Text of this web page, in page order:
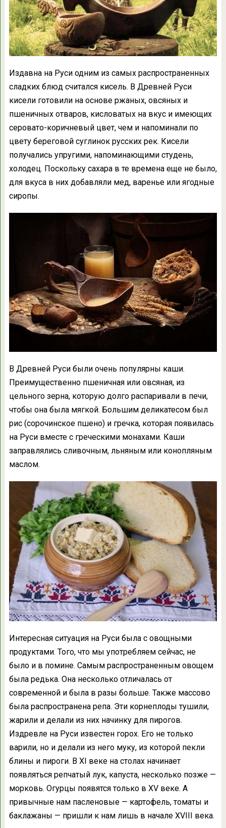
Издавна на Руси одним из самых распространенных
сладких блюд считался кисель. В Древней Руси
кисели готовили на основе ржаных, овсяных и
пшеничных отваров, кисловатых на вкус и имеющих
серовато-коричневый цвет, чем и напоминали по
цвету береговой суглинок русских рек. Кисели
получались упругими, напоминающими студень,
холодец. Поскольку сахара в те времена еще не было,
для вкуса в них добавляли мед, варенье или ягодные
сиропы.
В Древней Руси были очень популярны каши.
Преимущественно пшеничная или овсяная, из
цельного зерна, которую долго распаривали в печи,
чтобы она была мягкой. Большим деликатесом был
рис (сорочинское пшено) и гречка, которая появилась
на Руси вместе с греческими монахами. Каши
заправлялись сливочным, льняным или конопляным
маслом.
Интересная ситуация на Руси была с овощными
продуктами. Того, что мы употребляем сейчас, не
было и в помине. Самым распространенным овощем
была редька. Она несколько отличалась от
современной и была в разы больше. Также массово
была распространена репа. Эти корнеплоды тушили,
жарили и делали из них начинку для пирогов.
Издревле на Руси известен горох. Его не только
варили, но и делали из него муку, из которой пекли
блины и пироги. В XI веке на столах начинает
появляться репчатый лук, капуста, несколько позже —
морковь. Огурцы появятся только в XV веке. А
привычные нам пасленовые — картофель, томаты и
баклажаны — пришли к нам лишь в начале XVIII века.